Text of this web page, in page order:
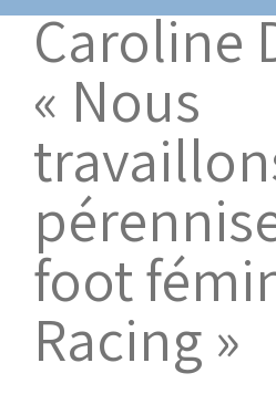
Caroline
« Nous
foot
Racing »